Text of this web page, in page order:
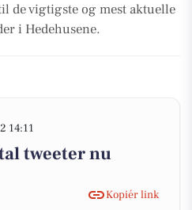
de vigtigste og mest aktuelle
i Hedehusene.
14:11
tweeter nu
Kopiér link